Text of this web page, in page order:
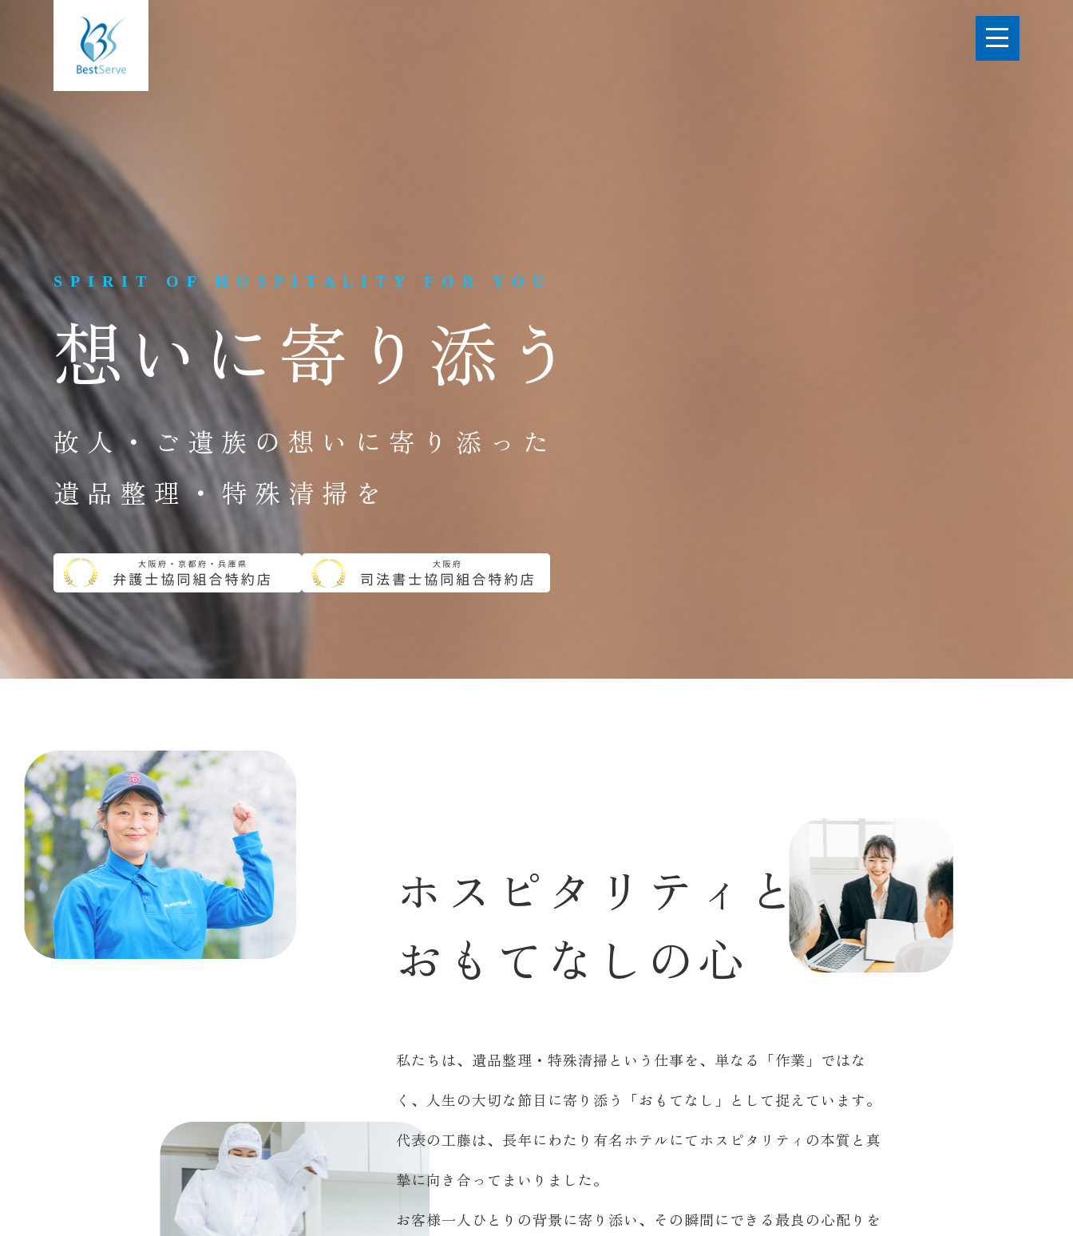
SPIRIT OF HOSPITALITY FOR YOU
想いに寄り添う
故人・ご遺族の想いに寄り添った
遺品整理・特殊清掃を
ホ ス ピ タ リ テ ィ と
お も て な し の心
私たちは、遺品整理・特殊清掃という仕事を、単なる「作業」ではな
く、人生の大切な節目に寄り添う「おもてなし」として捉えています。
代表の工藤は、長年にわたり有名ホテルにてホスピタリティの本質と真
摯に向き合ってまいりました。
お客様一人ひとりの背景に寄り添い、その瞬間にできる最良の心配りを